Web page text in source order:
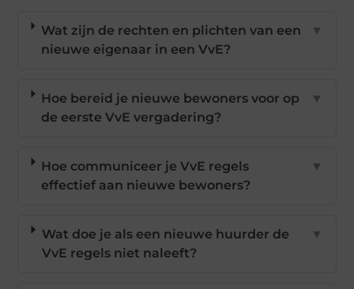
Wat zijn de rechten en plichten van een
nieuwe eigenaar in een VvE?
▼
Hoe bereid je nieuwe bewoners voor op
de eerste VvE vergadering?
▼
Hoe communiceer je VvE regels
effectief aan nieuwe bewoners?
▼
Wat doe je als een nieuwe huurder de
VvE regels niet naleeft?
▼